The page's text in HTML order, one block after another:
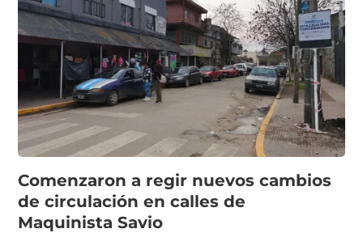
Comenzaron a regir nuevos cambios
de circulación en calles de
Maquinista Savio